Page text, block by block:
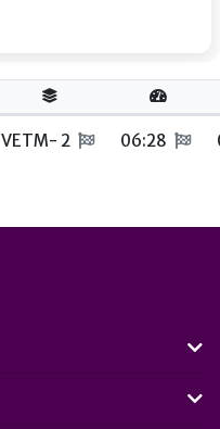
VETM- 2 06:28